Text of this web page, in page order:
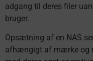
adgang til deres filer
bruger.
Opsætning af en NAS
afhængigt af mærke og